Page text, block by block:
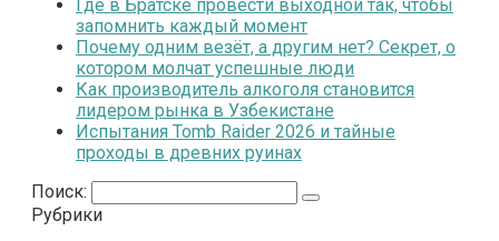
Где в Братске провести выходной так, чтобы
запомнить каждый момент
Почему одним везёт, а другим нет? Секрет, о
котором молчат успешные люди
Как производитель алкоголя становится
лидером рынка в Узбекистане
Испытания Tomb Raider 2026 и тайные
проходы в древних руинах
Поиск:
Рубрики